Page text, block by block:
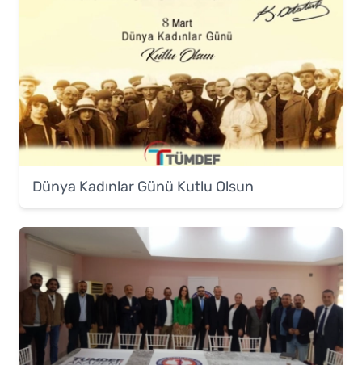
Dünya Kadınlar Günü Kutlu Olsun